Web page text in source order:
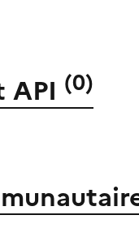
API (0)